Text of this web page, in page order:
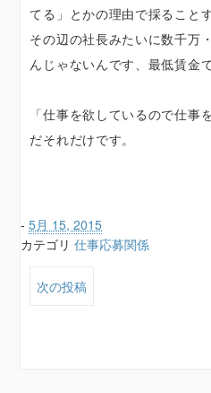
てる」とかの理由で採ること
その辺の社長みたいに数千万
んじゃないんです、最低賃金
「仕事を欲しているので仕事
だそれだけです。
-5月 15, 2015
カテゴリ仕事応募関係
次の投稿